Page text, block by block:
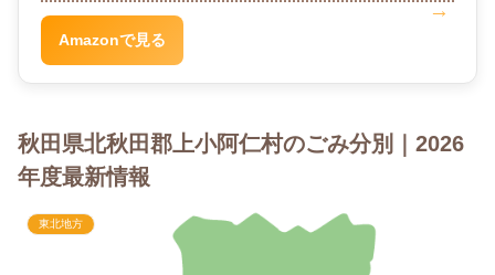
Amazonで見る
秋田県北秋田郡上小阿仁村のごみ分別｜2026
年度最新情報
東北地方